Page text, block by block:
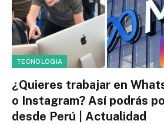
TECNOLOGIA
¿Quieres trabajar en
o Instagram? Así podrás
desde Perú | Actualidad